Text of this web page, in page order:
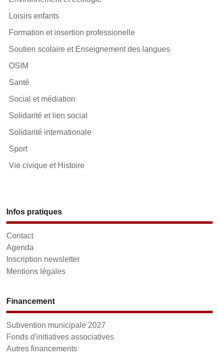
Loisirs enfants
Formation et insertion professionelle
Soutien scolaire et Enseignement des langues
OSIM
Santé
Social et médiation
Solidarité et lien social
Solidarité internationale
Sport
Vie civique et Histoire
Infos pratiques
Contact
Agenda
Inscription newsletter
Mentions légales
Financement
Subvention municipale 2027
Fonds d'initiatives associatives
Autres financements